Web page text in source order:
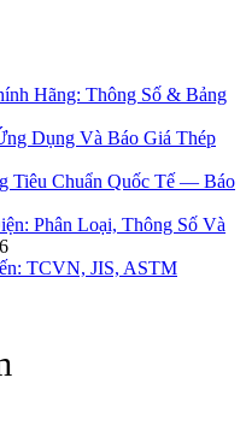
Hãng: Thông Số & Bảng
Dụng Và Báo Giá Thép
Tiêu Chuẩn Quốc Tế — Báo
Phân Loại, Thông Số Và
TCVN, JIS, ASTM